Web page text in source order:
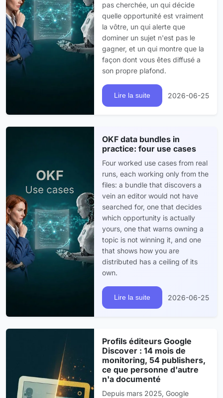
pas cherchée, un qui décide
quelle opportunité est vraiment
la vôtre, un qui alerte que
dominer un sujet n'est pas le
gagner, et un qui montre que la
façon dont vous êtes diffusé a
son propre plafond.
Lire la suite 2026-06-25
OKF data bundles in
practice: four use cases
Four worked use cases from real
runs, each working only from the
files: a bundle that discovers a
vein an editor would not have
searched for, one that decides
which opportunity is actually
yours, one that warns owning a
topic is not winning it, and one
that shows how you are
distributed has a ceiling of its
own.
Lire la suite 2026-06-25
Profils éditeurs Google
Discover : 14 mois de
monitoring, 54 publishers,
ce que personne d'autre
n'a documenté
Depuis mars 2025, Google